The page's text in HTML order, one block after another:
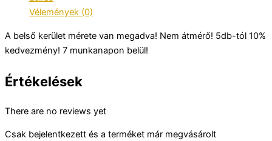
Vélemények (0)
A belső kerület mérete van megadva! Nem átmérő! 5db-tól 10%
kedvezmény! 7 munkanapon belül!
Értékelések
There are no reviews yet
Csak bejelentkezett és a terméket már megvásárolt